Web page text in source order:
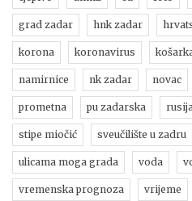
grad zadar hnk zadar
korona koronavirus
namirnice nk zadar novac
prometna pu zadarska rusija
stipe miočić sveučilište u zadru
ulicama moga grada voda
vremenska prognoza vrijeme